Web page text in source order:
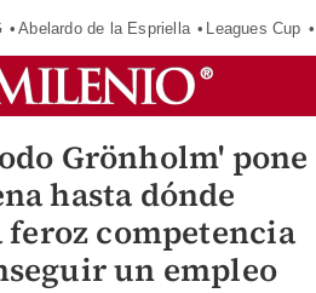
Abelardo de la Espriella Leagues Cup
Grönholm' pone
hasta dónde
feroz competencia
un empleo